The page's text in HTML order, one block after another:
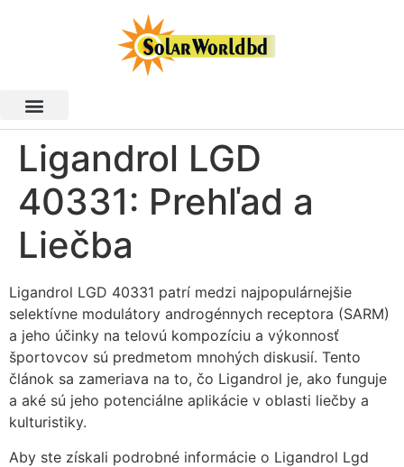
Ligandrol LGD
40331: Prehľad a
Liečba
Ligandrol LGD 40331 patrí medzi najpopulárnejšie
selektívne modulátory androgénnych receptora (SARM)
a jeho účinky na telovú kompozíciu a výkonnosť
športovcov sú predmetom mnohých diskusií. Tento
článok sa zameriava na to, čo Ligandrol je, ako funguje
a aké sú jeho potenciálne aplikácie v oblasti liečby a
kulturistiky.
Aby ste získali podrobné informácie o Ligandrol Lgd